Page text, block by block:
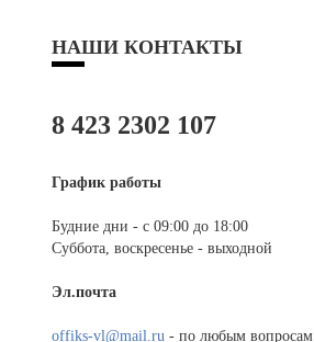
НАШИ КОНТАКТЫ
8 423 2302 107
График работы
Будние дни - с 09:00 до 18:00
Суббота, воскресенье - выходной
Эл.почта
offiks-vl@mail.ru - по любым вопросам